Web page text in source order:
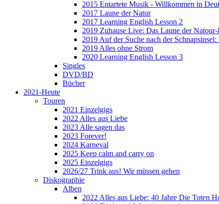
2015 Entartete Musik - Willkommen in
2017 Laune der Natur
2017 Learning English Lesson 2
2019 Zuhause Live: Das Laune der
2019 Auf der Suche nach der
2019 Alles ohne Strom
2020 Learning English Lesson 3
Singles
DVD/BD
Bücher
2021-Heute
Touren
2021 Einzelgigs
2022 Alles aus Liebe
2023 Alle sagen das
2023 Forever!
2024 Karneval
2025 Keep calm and carry on
2025 Einzelgigs
2026/27 Trink aus! Wir müssen gehen
Diskographie
Alben
2022 Alles aus Liebe: 40 Jahre Die Toten